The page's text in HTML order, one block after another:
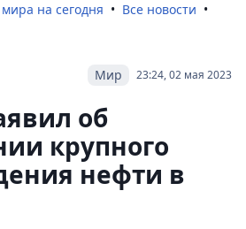
на сегодня
Все новости
23:24, 02 мая 2023
Мир
об
крупного
нефти в